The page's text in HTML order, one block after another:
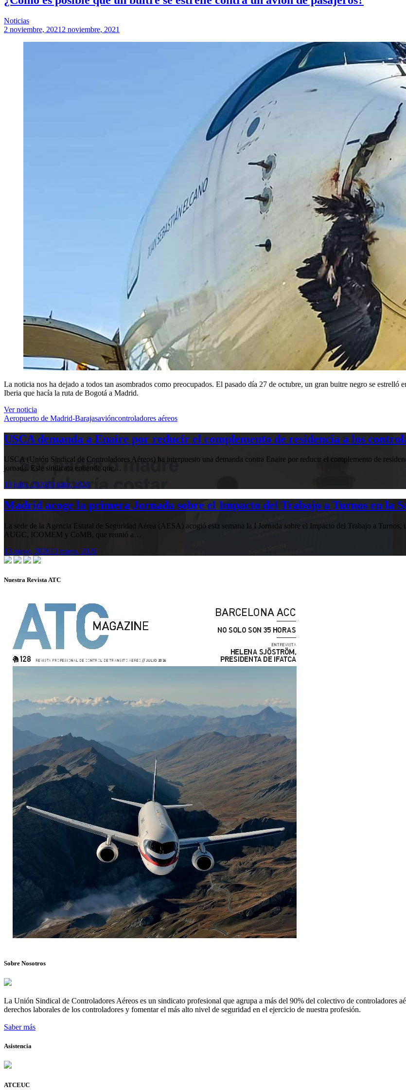
Noticias
2 noviembre, 2021 2 noviembre, 2021
La noticia nos ha dejado a todos tan asombrados como preocupados. El pasado día 27 de octubre, un gran buitre negro se
Iberia que hacía la ruta de Bogotá a Madrid.
Ver noticia
Aeropuerto de Madrid-Barajasavióncontroladores aéreos
USCA demanda a Enaire por reducir el complemento de residencia a los
USCA (Unión Sindical de Controladores Aéreos) ha interpuesto una demanda contra Enaire por reducir el complemento de
jornada. Este sindicato entiende que…
10 julio, 202610 julio, 2026
Madrid acoge la primera Jornada sobre el Impacto del Trabajo a Turnos en la
La sede de la Agencia Estatal de Seguridad Aérea (AESA) acogió esta semana la I Jornada sobre el Impacto del Trabajo a
AUGC, ICOMEM y CoMB, que reunió a…
13 mayo, 202613 mayo, 2026
Nuestra Revista ATC
Sobre Nosotros
La Unión Sindical de Controladores Aéreos es un sindicato profesional que agrupa a más del 90% del colectivo de controladores
derechos laborales de los controladores y fomentar el más alto nivel de seguridad en el ejercicio de nuestra profesión.
Saber más
Asistencia
ATCEUC